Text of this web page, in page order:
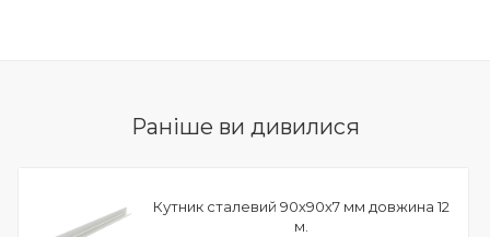
Раніше ви дивилися
Кутник сталевий 90х90х7 мм довжина 12
м.